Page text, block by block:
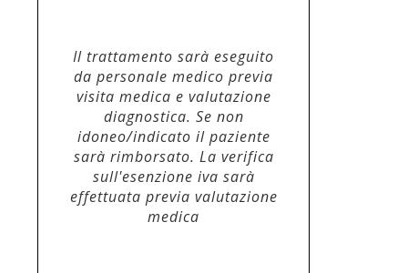
Il trattamento sarà eseguito
da personale medico previa
visita medica e valutazione
diagnostica. Se non
idoneo/indicato il paziente
sarà rimborsato. La verifica
sull'esenzione iva sarà
effettuata previa valutazione
medica